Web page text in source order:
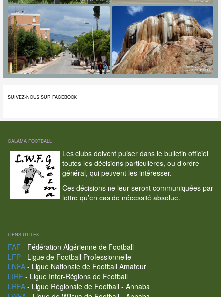
SUIVEZ-NOUS SUR FACEBOOK
CALAMA FOOTBALL
Les clubs doivent puiser dans le bulletin officiel
toutes les décisions particulières, ou d’ordre
général, qui peuvent les intéresser.
Ces décisions ne leur seront communiquées par
lettre qu’en cas de nécessité absolue.
LIENS UTILES
FAF - Fédération Algérienne de Football
LFP- Ligue de Football Professionnelle
LNFA- Ligue Nationale de Football Amateur
LIRF - Ligue Inter-Régions de Football
LRFA- Ligue Régionale de Football - Annaba